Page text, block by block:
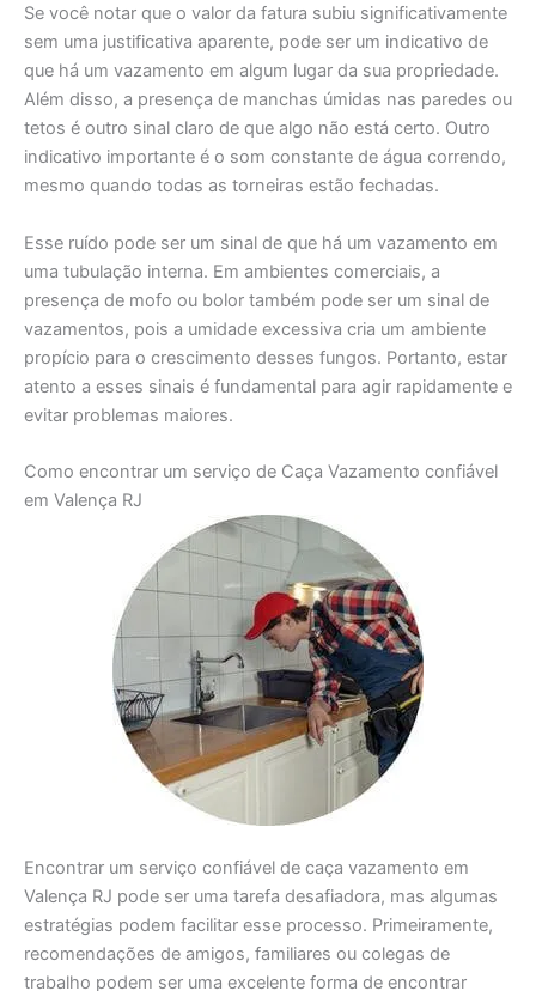
Se você notar que o valor da fatura subiu significativamente
sem uma justificativa aparente, pode ser um indicativo de
que há um vazamento em algum lugar da sua propriedade.
Além disso, a presença de manchas úmidas nas paredes ou
tetos é outro sinal claro de que algo não está certo. Outro
indicativo importante é o som constante de água correndo,
mesmo quando todas as torneiras estão fechadas.
Esse ruído pode ser um sinal de que há um vazamento em
uma tubulação interna. Em ambientes comerciais, a
presença de mofo ou bolor também pode ser um sinal de
vazamentos, pois a umidade excessiva cria um ambiente
propício para o crescimento desses fungos. Portanto, estar
atento a esses sinais é fundamental para agir rapidamente e
evitar problemas maiores.
Como encontrar um serviço de Caça Vazamento confiável
em Valença RJ
Encontrar um serviço confiável de caça vazamento em
Valença RJ pode ser uma tarefa desafiadora, mas algumas
estratégias podem facilitar esse processo. Primeiramente,
recomendações de amigos, familiares ou colegas de
trabalho podem ser uma excelente forma de encontrar